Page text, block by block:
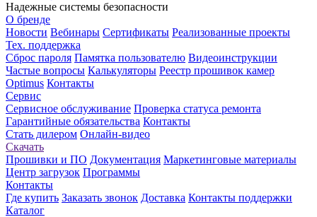
Надежные системы безопасности
О бренде
Новости Вебинары Сертификаты Реализованные проекты
Тех. поддержка
Сброс пароля Памятка пользователю Видеоинструкции
Частые вопросы Калькуляторы Реестр прошивок камер
Optimus Контакты
Сервис
Сервисное обслуживание Проверка статуса ремонта
Гарантийные обязательства Контакты
Стать дилером Онлайн-видео
Скачать
Прошивки и ПО Документация Маркетинговые материалы
Центр загрузок Программы
Контакты
Где купить Заказать звонок Доставка Контакты поддержки
Каталог